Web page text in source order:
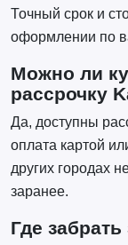
Точный срок и
оформлении по
Можно ли
рассрочку
Да, доступны
оплата картой
других городах
заранее.
Где забрать